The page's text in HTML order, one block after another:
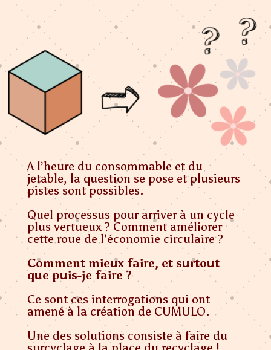
A l’heure du consommable et du
jetable, la question se pose et plusieurs
pistes sont possibles.
Quel processus pour arriver à un cycle
plus vertueux ? Comment améliorer
cette roue de l’économie circulaire ?
Comment mieux faire, et surtout
que puis-je faire ?
Ce sont ces interrogations qui ont
amené à la création de CUMULO.
Une des solutions consiste à faire du